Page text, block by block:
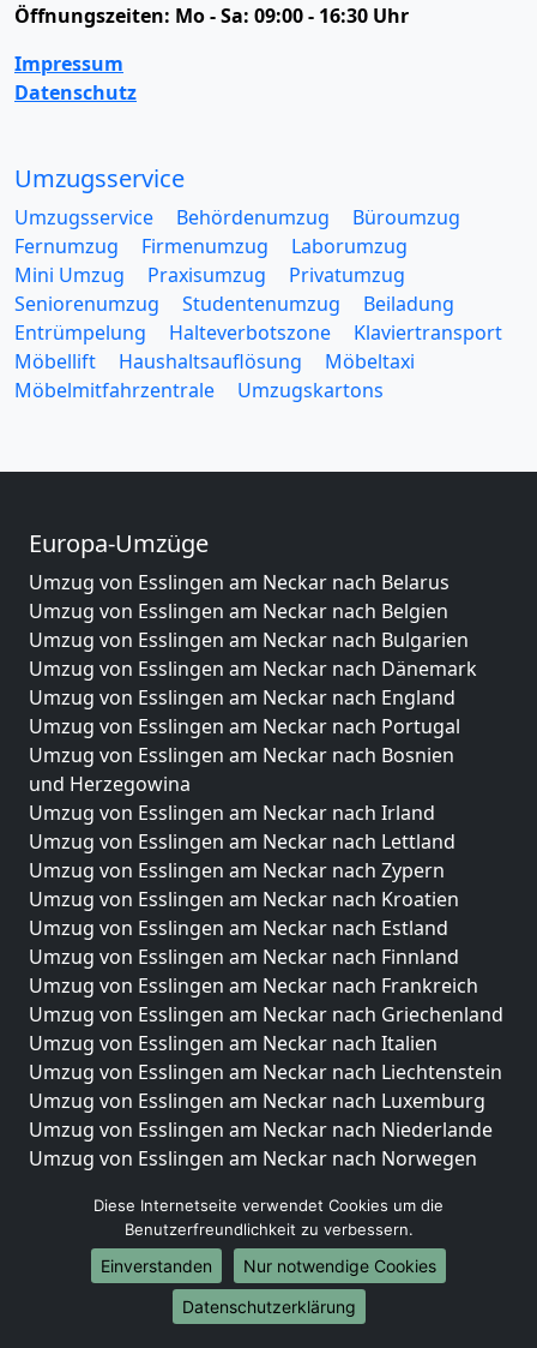
Öffnungszeiten: Mo - Sa: 09:00 - 16:30 Uhr
Impressum
Datenschutz
Umzugsservice
Umzugsservice Behördenumzug
Büroumzug
Fernumzug
Firmenumzug
Laborumzug
Mini Umzug
Praxisumzug
Privatumzug
Seniorenumzug
Studentenumzug
Beiladung
Entrümpelung
Halteverbotszone
Klaviertransport
Möbellift
Haushaltsauflösung
Möbeltaxi
Möbelmitfahrzentrale
Umzugskartons
Europa-Umzüge
Umzug von Esslingen am Neckar nach Belarus
Umzug von Esslingen am Neckar nach Belgien
Umzug von Esslingen am Neckar nach Bulgarien
Umzug von Esslingen am Neckar nach Dänemark
Umzug von Esslingen am Neckar nach England
Umzug von Esslingen am Neckar nach Portugal
Umzug von Esslingen am Neckar nach Bosnien
und Herzegowina
Umzug von Esslingen am Neckar nach Irland
Umzug von Esslingen am Neckar nach Lettland
Umzug von Esslingen am Neckar nach Zypern
Umzug von Esslingen am Neckar nach Kroatien
Umzug von Esslingen am Neckar nach Estland
Umzug von Esslingen am Neckar nach Finnland
Umzug von Esslingen am Neckar nach Frankreich
Umzug von Esslingen am Neckar nach Griechenland
Umzug von Esslingen am Neckar nach Italien
Umzug von Esslingen am Neckar nach Liechtenstein
Umzug von Esslingen am Neckar nach Luxemburg
Umzug von Esslingen am Neckar nach Niederlande
Umzug von Esslingen am Neckar nach Norwegen
Umzüge-Deutschlandweit
Umzug von Esslingen am Neckar nach Berlin
Umzug von Esslingen am Neckar nach Hamburg
Umzug von Esslingen am Neckar nach München
Umzug von Esslingen am Neckar nach Köln
Diese Internetseite verwendet Cookies um die
Benutzerfreundlichkeit zu verbessern.
Einverstanden
Nur notwendige Cookies
Datenschutzerklärung